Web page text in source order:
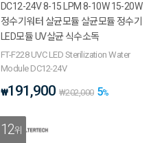
DC12-24V 8-15 LPM 8-10W 15-20W
정수기워터 살균모듈 살균모듈 정수기
LED모듈 UV살균 식수소독
FT-F228 UVC LED Sterilization Water
Module DC12-24V
₩191,900 ₩202,000 5%
12위